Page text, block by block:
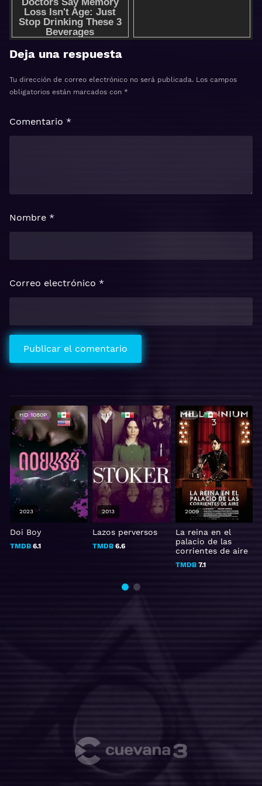
Deja una respuesta
Tu dirección de correo electrónico no será publicada. Los campos
obligatorios están marcados con *
Comentario *
Nombre *
Correo electrónico *
Doi Boy
TMDB6.1
HD 1080P
2023
Lazos perversos
TMDB 6.6
HD
2013
La reina en el
palacio de las
corrientes de aire
TMDB7.1
HD
2009